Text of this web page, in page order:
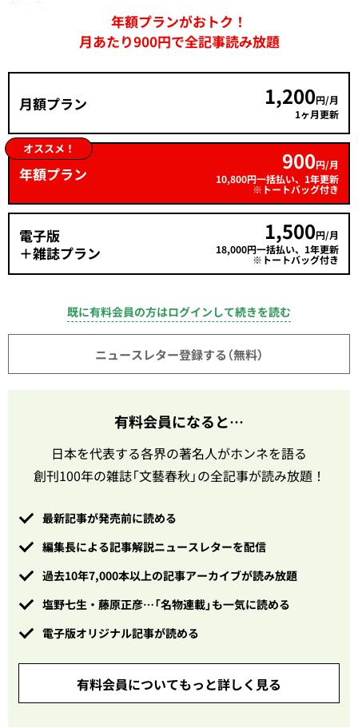
年額プランがおトク！
月あたり900円で全記事読み放題
月額プラン 1,200円/月
1ヶ月更新
オススメ！
年額プラン 900円/月
10,800円一括払い、1年更新
※トートバッグ付き
電子版
＋雑誌プラン
1,500円/月
18,000円一括払い、1年更新
※トートバッグ付き
既に有料会員の方はログインして続きを読む
ニュースレター登録する（無料）
有料会員になると…
日本を代表する各界の著名人がホンネを語る
創刊100年の雑誌「文藝春秋」の全記事が読み放題！
最新記事が発売前に読める
編集長による記事解説ニュースレターを配信
過去10年7,000本以上の記事アーカイブが読み放題
塩野七生・藤原正彦…「名物連載」も一気に読める
電子版オリジナル記事が読める
有料会員についてもっと詳しく見る